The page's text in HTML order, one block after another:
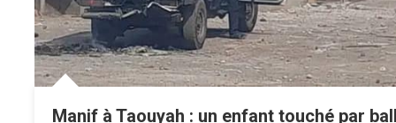
Manif à Taouyah : un enfant touché par